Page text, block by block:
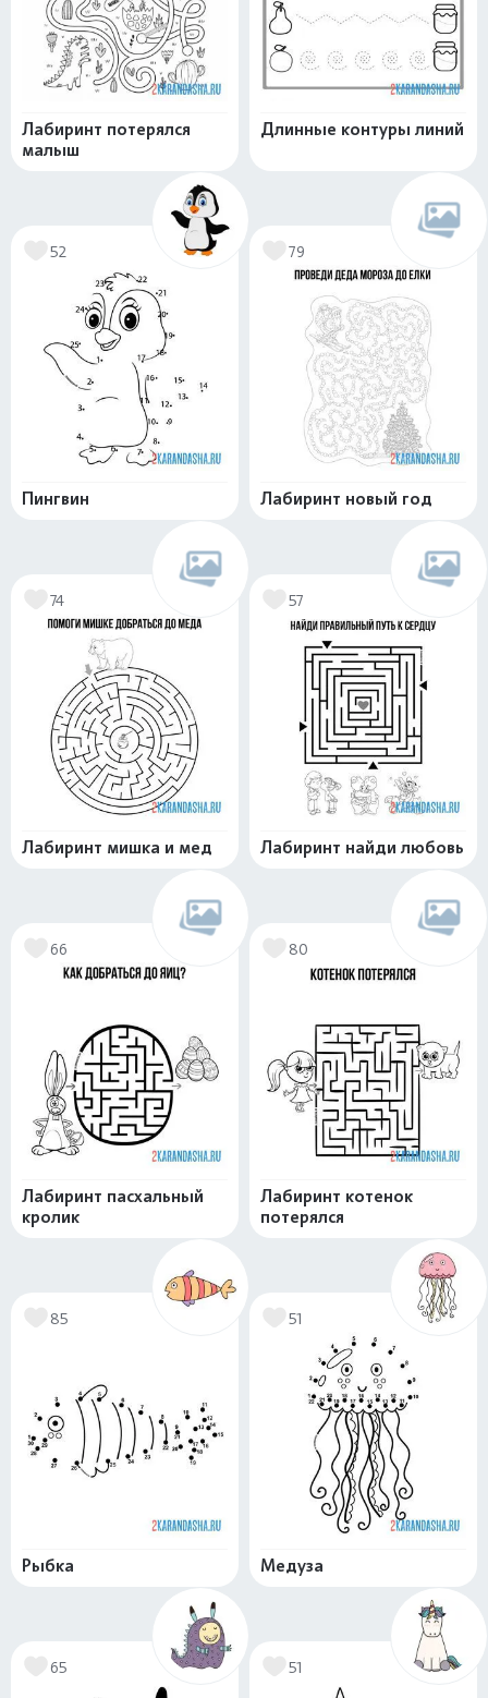
Лабиринт потерялся
малыш
Длинные контуры линий
52
Пингвин
79
Лабиринт новый год
74
Лабиринт мишка и мед
57
Лабиринт найди любовь
66
Лабиринт пасхальный
кролик
80
Лабиринт котенок
потерялся
85
Рыбка
51
Медуза
65 51